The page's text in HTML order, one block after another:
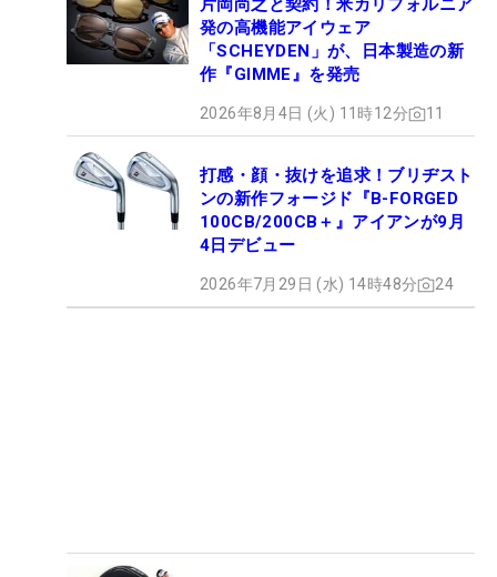
片岡尚之と契約！米カリフォルニア
発の高機能アイウェア
「SCHEYDEN」が、日本製造の新
作『GIMME』を発売
2026年8月4日 (火) 11時12分 11
打感・顔・抜けを追求！ブリヂスト
ンの新作フォージド『B-FORGED
100CB/200CB＋』アイアンが9月
4日デビュー
2026年7月29日 (水) 14時48分 24